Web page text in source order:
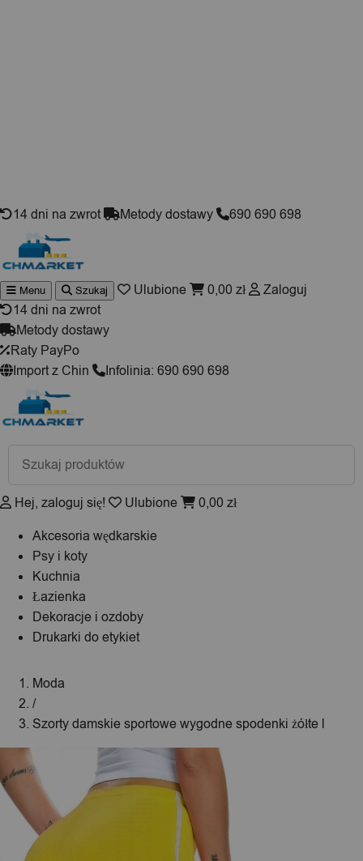
14 dni na zwrot Metody dostawy 690 690 698
Wyszukiwarka
produktów
Menu Szukaj Ulubione 0,00 zł
Zaloguj
14 dni na zwrot
Metody dostawy
Raty PayPo
Import z Chin
Infolinia: 690 690 698
Wyszukiwarka
produktów
Hej, zaloguj się! Ulubione 0,00 zł
Akcesoria wędkarskie
Psy i koty
Kuchnia
Łazienka
Dekoracje i ozdoby
Drukarki do etykiet
Moda
/
Szorty damskie sportowe wygodne spodenki żółte l